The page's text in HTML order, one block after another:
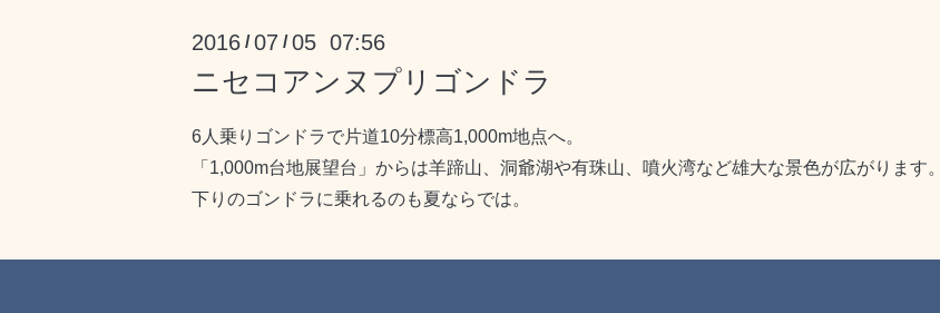
2016 /07 /05 07:56
ニセコアンヌプリゴンドラ
6人乗りゴンドラで片道10分標高1,000m地点へ。
「1,000m台地展望台」からは羊蹄山、洞爺湖や有珠山、噴火湾など雄大な景色が広がります。
下りのゴンドラに乗れるのも夏ならでは。